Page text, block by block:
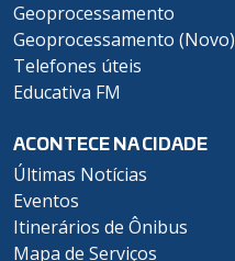
Geoprocessamento
Geoprocessamento (Novo)
Telefones úteis
Educativa FM
ACONTECE NA CIDADE
Últimas Notícias
Eventos
Itinerários de Ônibus
Mapa de Serviços